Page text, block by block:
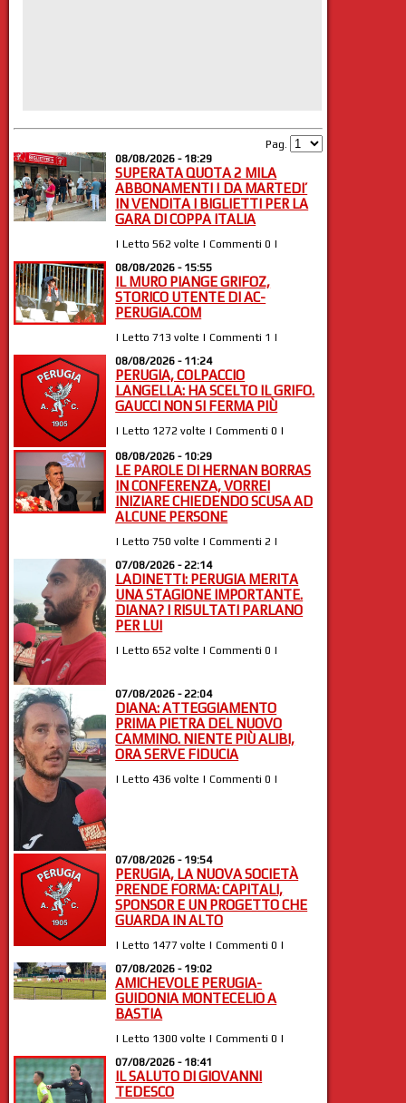
Pag.
08/08/2026 - 18:29
SUPERATA QUOTA 2 MILA
ABBONAMENTI | DA MARTEDI’
IN VENDITA I BIGLIETTI PER LA
GARA DI COPPA ITALIA
| Letto 562 volte | Commenti 0 |
08/08/2026 - 15:55
IL MURO PIANGE GRIFOZ,
STORICO UTENTE DI AC-
PERUGIA.COM
| Letto 713 volte | Commenti 1 |
08/08/2026 - 11:24
PERUGIA, COLPACCIO
LANGELLA: HA SCELTO IL GRIFO.
GAUCCI NON SI FERMA PIÙ
| Letto 1272 volte | Commenti 0 |
08/08/2026 - 10:29
LE PAROLE DI HERNAN BORRAS
IN CONFERENZA, VORREI
INIZIARE CHIEDENDO SCUSA AD
ALCUNE PERSONE
| Letto 750 volte | Commenti 2 |
07/08/2026 - 22:14
LADINETTI: PERUGIA MERITA
UNA STAGIONE IMPORTANTE.
DIANA? I RISULTATI PARLANO
PER LUI
| Letto 652 volte | Commenti 0 |
07/08/2026 - 22:04
DIANA: ATTEGGIAMENTO
PRIMA PIETRA DEL NUOVO
CAMMINO. NIENTE PIÙ ALIBI,
ORA SERVE FIDUCIA
| Letto 436 volte | Commenti 0 |
07/08/2026 - 19:54
PERUGIA, LA NUOVA SOCIETÀ
PRENDE FORMA: CAPITALI,
SPONSOR E UN PROGETTO CHE
GUARDA IN ALTO
| Letto 1477 volte | Commenti 0 |
07/08/2026 - 19:02
AMICHEVOLE PERUGIA-
GUIDONIA MONTECELIO A
BASTIA
| Letto 1300 volte | Commenti 0 |
07/08/2026 - 18:41
IL SALUTO DI GIOVANNI
TEDESCO